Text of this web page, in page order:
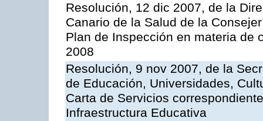
Resolución, 12 dic 2007, de la
Canario de la Salud de la
Plan de Inspección en materia de
2008
Resolución, 9 nov 2007, de la
de Educación, Universidades,
Carta de Servicios
Infraestructura Educativa